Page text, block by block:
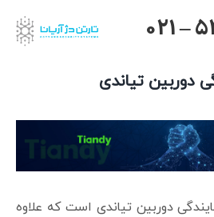
021 –
دوربین تیاندی
دوربین تیاندی است که علاوه